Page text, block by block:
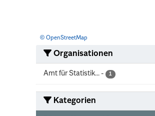
© OpenStreetMap
Organisationen
Amt für Statistik... - 1
Kategorien